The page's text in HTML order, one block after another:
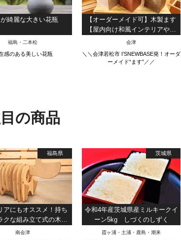
綺麗な大きい花瓶
福島・二本松
感のある美しい花瓶
【オーダーメイド可】木製ます
【屋内向け和風インテリアや園
芸用品としても】
会津
＼＼会津若松市 I’SNEWBASE発！オーダ
ーメイド“ます”／／
の商品
福島県
アにもオススメ！持ち
クな組み立て式の木製
ツール『シェアベコ』
南会津
茨城県
令和4年産茨城県産ミルキークイ
ーン5kg しづくのしずく
霞ヶ浦・土浦・鹿島・潮来